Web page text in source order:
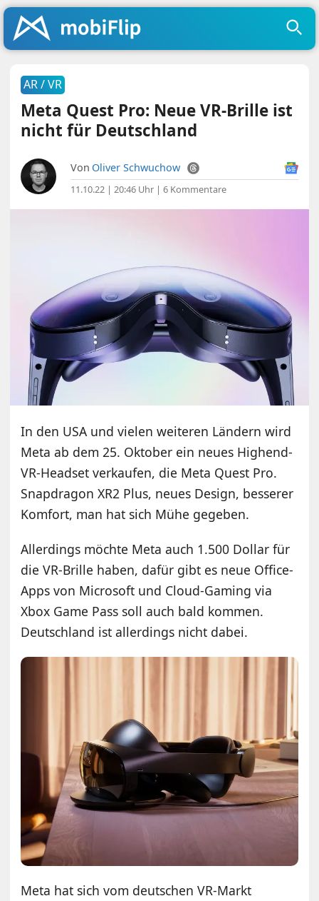
AR / VR
Meta Quest Pro: Neue VR-Brille ist
nicht für Deutschland
Von Oliver Schwuchow
11.10.22 | 20:46 Uhr |6 Kommentare
In den USA und vielen weiteren Ländern wird
Meta ab dem 25. Oktober ein neues Highend-
VR-Headset verkaufen, die Meta Quest Pro.
Snapdragon XR2 Plus, neues Design, besserer
Komfort, man hat sich Mühe gegeben.
Allerdings möchte Meta auch 1.500 Dollar für
die VR-Brille haben, dafür gibt es neue Office-
Apps von Microsoft und Cloud-Gaming via
Xbox Game Pass soll auch bald kommen.
Deutschland ist allerdings nicht dabei.
Meta hat sich vom deutschen VR-Markt